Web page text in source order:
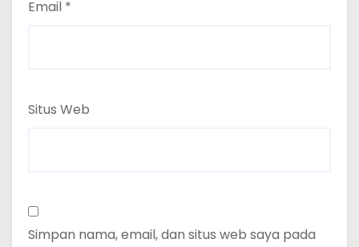
Email *
Situs Web
Simpan nama, email, dan situs web saya pada